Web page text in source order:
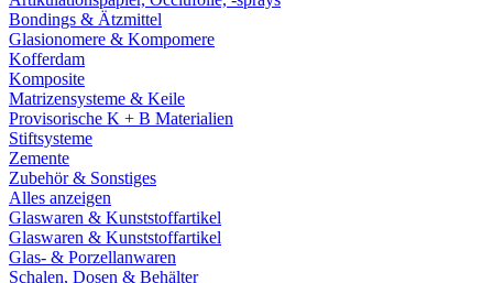
Bondings & Ätzmittel
Glasionomere & Kompomere
Kofferdam
Komposite
Matrizensysteme & Keile
Provisorische K + B Materialien
Stiftsysteme
Zemente
Zubehör & Sonstiges
Alles anzeigen
Glaswaren & Kunststoffartikel
Glaswaren & Kunststoffartikel
Glas- & Porzellanwaren
Schalen, Dosen & Behälter